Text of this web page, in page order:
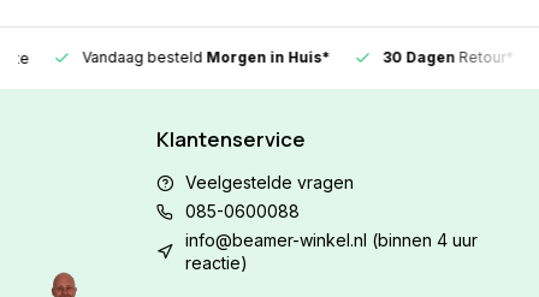
Vandaag besteldMorgen in Huis* 30 DagenRetour*
Klantenservice
Veelgestelde vragen
085-0600088
info@beamer-winkel.nl (binnen 4 uur
reactie)